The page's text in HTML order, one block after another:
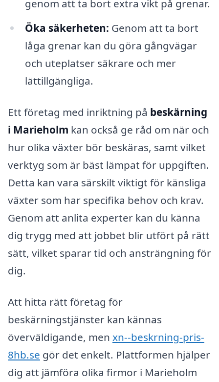
genom att ta bort extra vikt på grenar.
Öka säkerheten: Genom att ta bort
låga grenar kan du göra gångvägar
och uteplatser säkrare och mer
lättillgängliga.
Ett företag med inriktning på beskärning
i Marieholm kan också ge råd om när och
hur olika växter bör beskäras, samt vilket
verktyg som är bäst lämpat för uppgiften.
Detta kan vara särskilt viktigt för känsliga
växter som har specifika behov och krav.
Genom att anlita experter kan du känna
dig trygg med att jobbet blir utfört på rätt
sätt, vilket sparar tid och ansträngning för
dig.
Att hitta rätt företag för
beskärningstjänster kan kännas
överväldigande, men xn--beskrning-pris-
8hb.se gör det enkelt. Plattformen hjälper
dig att jämföra olika firmor i Marieholm